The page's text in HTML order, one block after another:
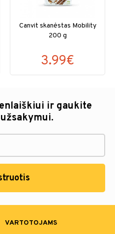
Canvit skanėstas Mobility
200 g
3.99€
ir gaukite
VARTOTOJAMS